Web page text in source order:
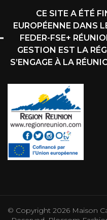
CE SITE A ÉTÉ
EUROPÉENNE DANS
FEDER-FSE+
GESTION EST LA
S’ENGAGE À LA
© Copyright 2026 Maison